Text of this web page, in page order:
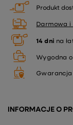
Produkt
Darmowa
14 dni na
Wygodna
Gwarancja
INFORMACJE O